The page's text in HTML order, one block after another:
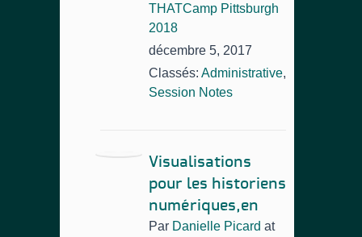
THATCamp Pittsburgh
2018
décembre 5, 2017
Classés: Administrative,
Session Notes
Visualisations
pour les historiens
numériques,en
Par Danielle Picard at